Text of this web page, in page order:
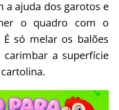
a ajuda dos garotos e
o quadro com o
só melar os balões
a superfície